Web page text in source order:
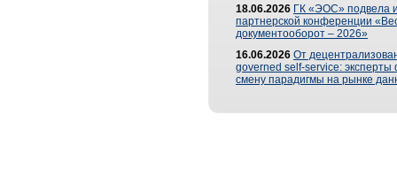
18.06.2026 ГК «ЭОС» подвела
партнерской конференции
документооборот – 2026»
16.06.2026 От
governed self-service: эксперты
смену парадигмы на рынке